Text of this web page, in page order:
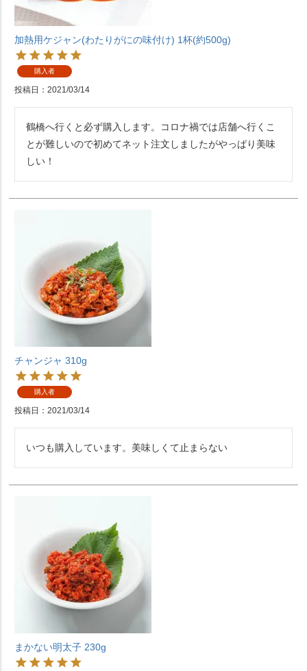
加熱用ケジャン(わたりがにの味付け) 1杯(約500g)
購入者
投稿日 2021/03/14
鶴橋へ行くと必ず購入します。コロナ禍では店舗へ行くこ
とが難しいので初めてネット注文しましたがやっぱり美味
しい！
チャンジャ 310g
購入者
投稿日 2021/03/14
いつも購入しています。美味しくて止まらない
まかない明太子 230g